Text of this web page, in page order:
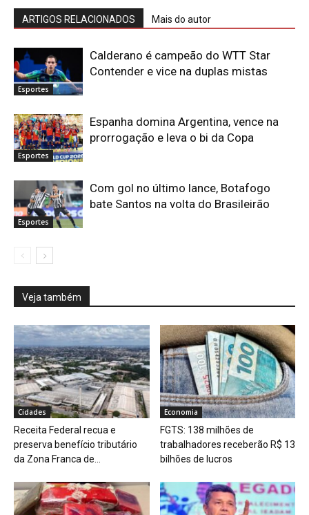
ARTIGOS RELACIONADOS Mais do autor
Esportes
Calderano é campeão do WTT Star
Contender e vice na duplas mistas
Esportes
Espanha domina Argentina, vence na
prorrogação e leva o bi da Copa
Esportes
Com gol no último lance, Botafogo
bate Santos na volta do Brasileirão
Veja também
Cidades
Receita Federal recua e
preserva benefício tributário
da Zona Franca de...
Economia
FGTS: 138 milhões de
trabalhadores receberão R$ 13
bilhões de lucros